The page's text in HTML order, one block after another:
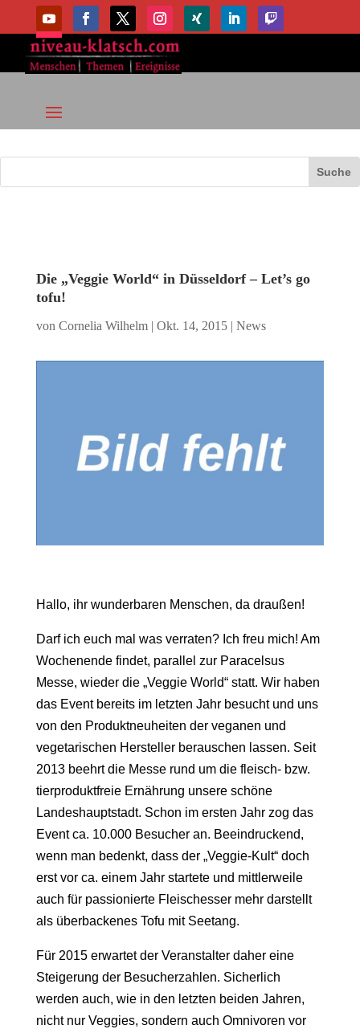
Die „Veggie World“ in Düsseldorf – Let’s go
tofu!
von Cornelia Wilhelm| Okt. 14, 2015| News
Hallo, ihr wunderbaren Menschen, da draußen!
Darf ich euch mal was verraten? Ich freu mich! Am
Wochenende findet, parallel zur Paracelsus
Messe, wieder die „Veggie World“ statt. Wir haben
das Event bereits im letzten Jahr besucht und uns
von den Produktneuheiten der veganen und
vegetarischen Hersteller berauschen lassen. Seit
2013 beehrt die Messe rund um die fleisch- bzw.
tierproduktfreie Ernährung unsere schöne
Landeshauptstadt. Schon im ersten Jahr zog das
Event ca. 10.000 Besucher an. Beeindruckend,
wenn man bedenkt, dass der „Veggie-Kult“ doch
erst vor ca. einem Jahr startete und mittlerweile
auch für passionierte Fleischesser mehr darstellt
als überbackenes Tofu mit Seetang.
Für 2015 erwartet der Veranstalter daher eine
Steigerung der Besucherzahlen. Sicherlich
werden auch, wie in den letzten beiden Jahren,
nicht nur Veggies, sondern auch Omnivoren vor